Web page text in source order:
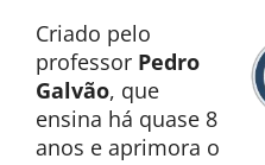
Criado pelo
professor Pedro
Galvão, que
ensina há quase 8
anos e aprimora o